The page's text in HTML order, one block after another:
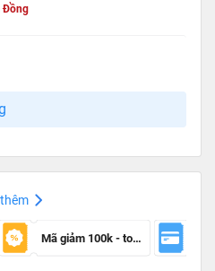
Đồng
Mã giảm 100k - toàn sàn